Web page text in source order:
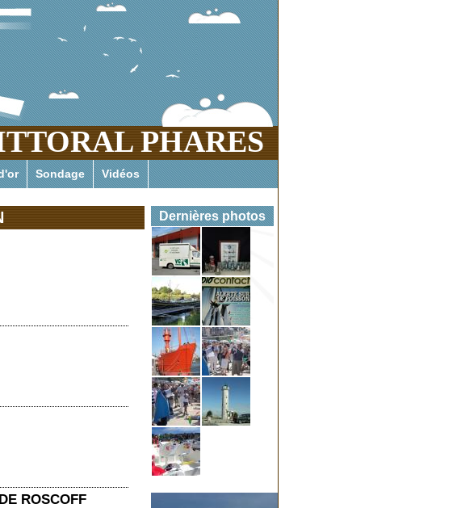
PHARES
des phares marins enfer et paradis menacés
Sondage Vidéos
Dernières photos
ROSCOFF